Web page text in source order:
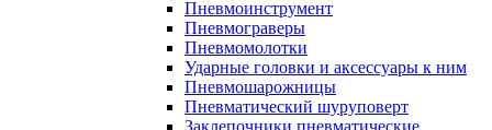
Пневмоинструмент
Пневмограверы
Пневмомолотки
Ударные головки и аксессуары к ним
Пневмошарожницы
Пневматический шуруповерт
Заклепочники пневматические